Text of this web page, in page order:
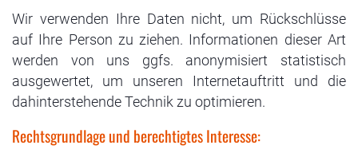
Wir verwenden Ihre Daten nicht, um Rückschlüsse
auf Ihre Person zu ziehen. Informationen dieser Art
werden von uns ggfs. anonymisiert statistisch
ausgewertet, um unseren Internetauftritt und die
dahinterstehende Technik zu optimieren.
Rechtsgrundlage und berechtigtes Interesse: